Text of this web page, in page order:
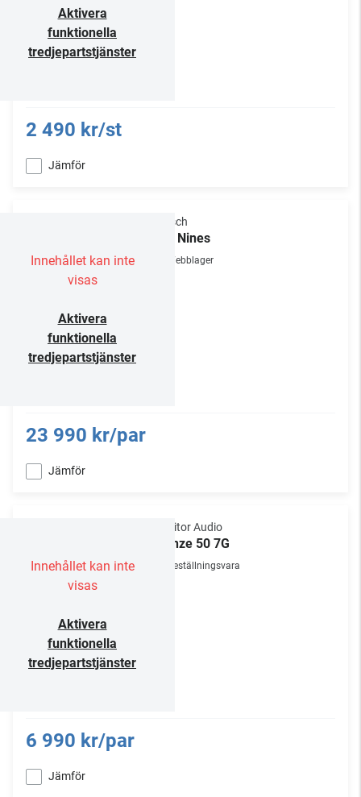
Aktivera
funktionella
tredjepartstjänster
2 490 kr/st
Jämför
Innehållet kan inte
visas
Aktivera
funktionella
tredjepartstjänster
Klipsch
The Nines
Webblager
23 990 kr/par
Jämför
Innehållet kan inte
visas
Aktivera
funktionella
tredjepartstjänster
Monitor Audio
Bronze 50 7G
Beställningsvara
6 990 kr/par
Jämför